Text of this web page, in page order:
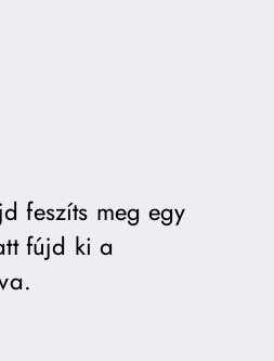
feszíts meg egy
fújd ki a